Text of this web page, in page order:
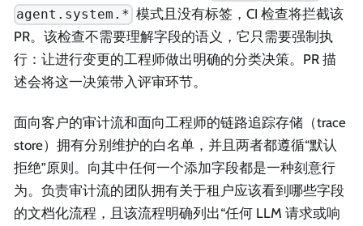
agent.system.* 模式且没有标签，CI 检查将拦截该
PR。该检查不需要理解字段的语义，它只需要强制执
行：让进行变更的工程师做出明确的分类决策。PR 描
述会将这一决策带入评审环节。
面向客户的审计流和面向工程师的链路追踪存储（trace
store）拥有分别维护的白名单，并且两者都遵循“默认
拒绝”原则。向其中任何一个添加字段都是一种刻意行
为。负责审计流的团队拥有关于租户应该看到哪些字段
的文档化流程，且该流程明确列出“任何 LLM 请求或响